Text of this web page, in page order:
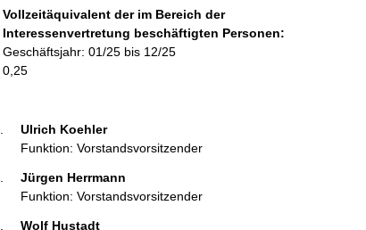
f
o
r
m
e
Vollzeitäquivalent der im Bereich der
Interessenvertretung beschäftigten Personen:
Geschäftsjahr: 01/25 bis 12/25
0,25
Ulrich Koehler
Funktion: Vorstandsvorsitzender
Jürgen Herrmann
Funktion: Vorstandsvorsitzender
Wolf Hustadt